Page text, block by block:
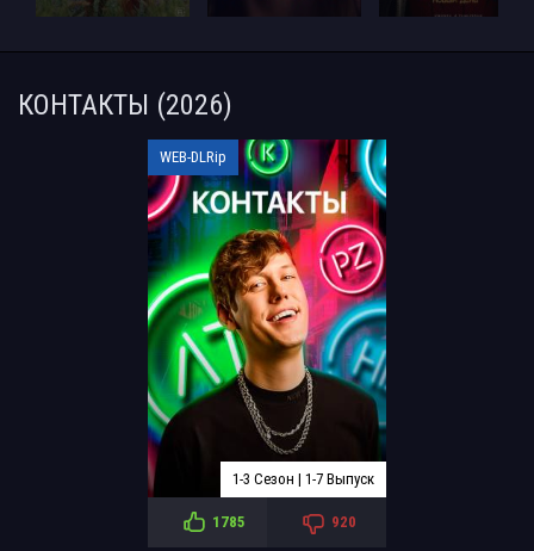
КОНТАКТЫ (2026)
WEB-DLRip
1-3 Сезон | 1-7 Выпуск
1785 920